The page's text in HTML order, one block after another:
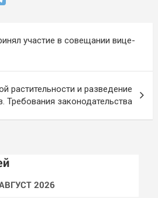
участие в совещании вице-
растительности и разведение
Требования законодательства
2026